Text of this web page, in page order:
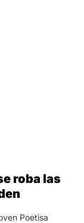
roba las
Poetisa